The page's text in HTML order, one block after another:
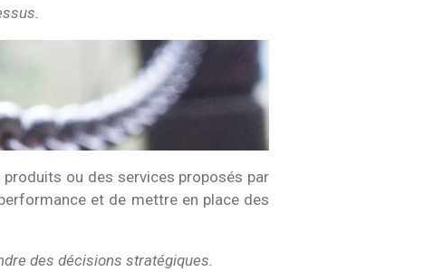
ou des services proposés par
et de mettre en place des
des décisions stratégiques.